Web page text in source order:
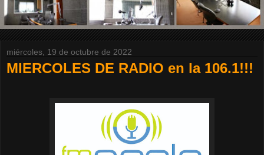
miércoles, 19 de octubre de 2022
MIERCOLES DE RADIO en la 106.1!!!